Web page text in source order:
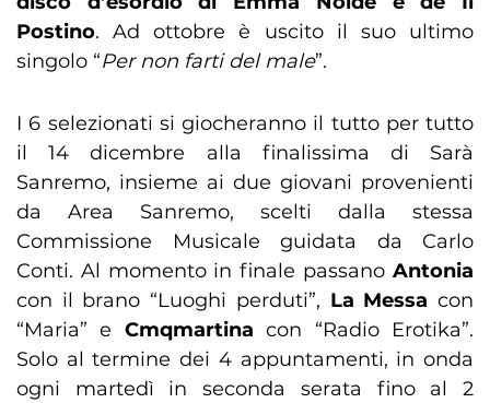
Postino. Ad ottobre è uscito il suo ultimo
singolo “Per non farti del male”.
I 6 selezionati si giocheranno il tutto per tutto
il 14 dicembre alla finalissima di Sarà
Sanremo, insieme ai due giovani provenienti
da Area Sanremo, scelti dalla stessa
Commissione Musicale guidata da Carlo
Conti. Al momento in finale passano Antonia
con il brano “Luoghi perduti”, La Messacon
“Maria” e Cmqmartinacon “Radio Erotika”.
Solo al termine dei 4 appuntamenti, in onda
ogni martedì in seconda serata fino al 2